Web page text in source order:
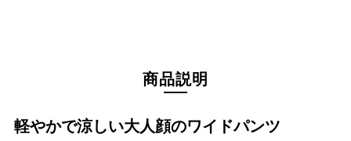
商品説明
軽やかで涼しい大人顔のワイドパンツ